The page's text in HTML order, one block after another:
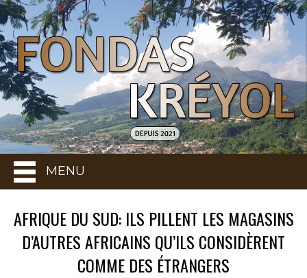
MENU
AFRIQUE DU SUD: ILS PILLENT LES MAGASINS
D’AUTRES AFRICAINS QU’ILS CONSIDÈRENT
COMME DES ÉTRANGERS